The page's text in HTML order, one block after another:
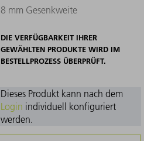
8 mm Gesenkweite
DIE VERFÜGBARKEIT IHRER
GEWÄHLTEN PRODUKTE WIRD IM
BESTELLPROZESS ÜBERPRÜFT.
Dieses Produkt kann nach dem
Login individuell konfiguriert
werden.